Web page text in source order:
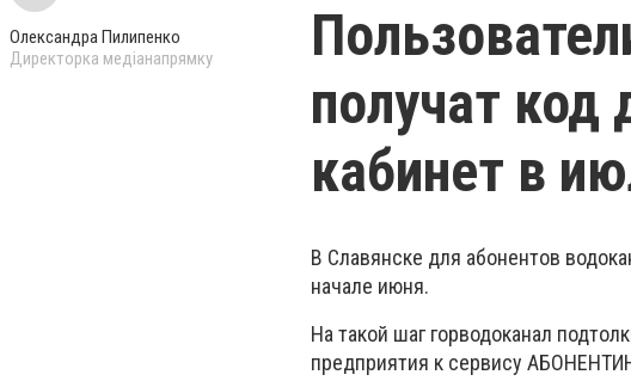
Олександра Пилипенко
Директорка медіанапрямку
получат код
кабинет в
В Славянске для абонентов
начале июня.
На такой шаг горводоканал
предприятия к сервису